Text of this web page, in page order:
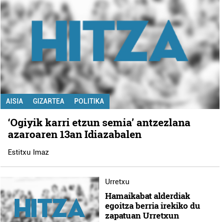
AISIA GIZARTEA POLITIKA
‘Ogiyik karri etzun semia’ antzezlana
azaroaren 13an Idiazabalen
Estitxu Imaz
Urretxu
Hamaikabat alderdiak
egoitza berria irekiko du
zapatuan Urretxun